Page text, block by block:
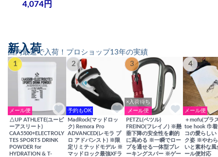
4,074円
国内最速で入荷！プロショップ13年の実績
新入荷
1
メール便
△UP ATHLETE(ユーピ
ーアスリート)
CAA5500+ELECTROLY
TES SPORTS DRINK
POWDER for
HYDRATION & T-
2
予約もOK
MadRock(マッドロッ
ク) Remora Pro
ADVANCED(レモラ プ
ロ アドバンスト) ※限
定リミテッドモデル ※
マッドロック最強XFラ
3
×入荷待ち
メール便
PETZL(ペツル)
FREINO(フレイノ) ※懸
垂下降の安全性を劇的
に高める ※一瞬でロー
プを通せる一体型ブレ
ーキングスパー ※ゲー
4
メール便
＋mofu(プラ
toe hook 巾
コの愛らしい
ク姿 ※やわ
いと素朴な
ール便対応